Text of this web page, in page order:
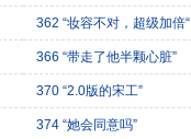
362 “妆容不对，超级加倍“
366 “带走了他半颗心脏”
370 “2.0版的宋工”
374 “她会同意吗”